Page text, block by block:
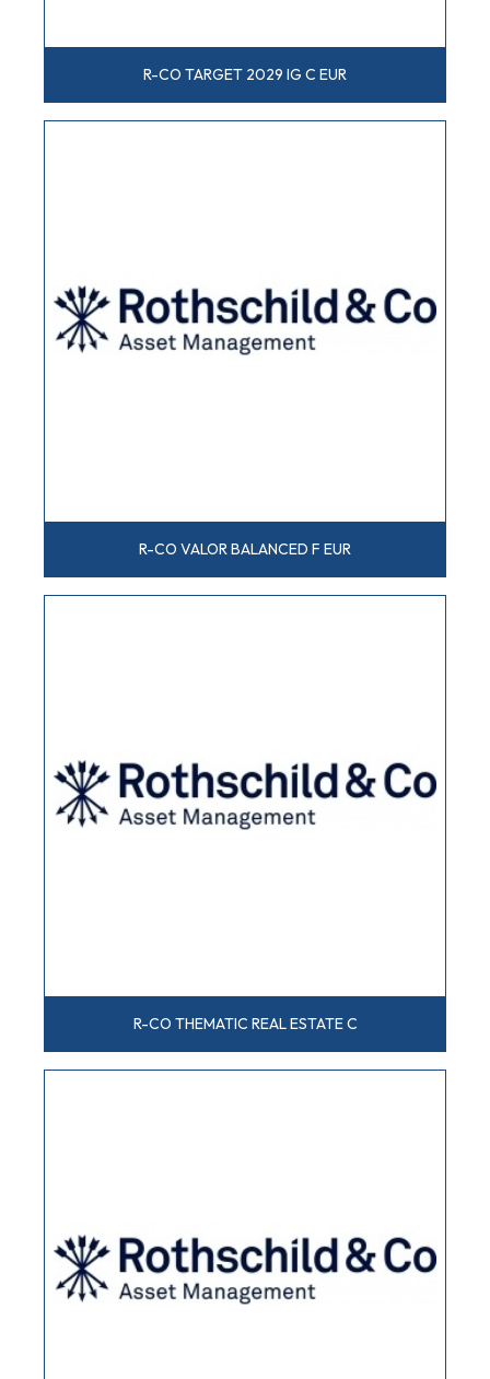
R-CO TARGET 2029 IG C EUR
R-CO VALOR BALANCED F EUR
R-CO THEMATIC REAL ESTATE C